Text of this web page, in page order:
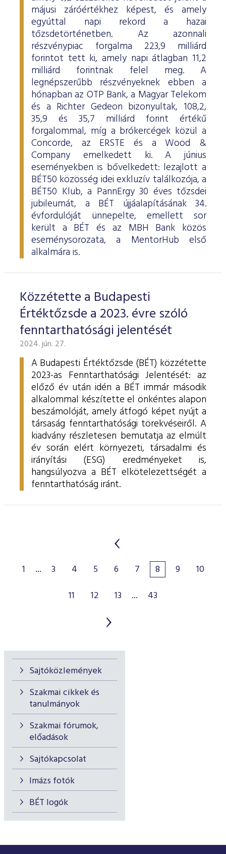
Sajtóközlemények
Szakmai cikkek és
tanulmányok
Szakmai fórumok,
előadások
Sajtókapcsolat
Imázs fotók
BÉT logók
májusi záróértékhez képest, és amely
egyúttal napi rekord a hazai
tőzsdetörténetben. Az azonnali
részvénypiac forgalma 223,9 milliárd
forintot tett ki, amely napi átlagban 11,2
milliárd forintnak felel meg. A
legnépszerűbb részvényeknek ebben a
hónapban az OTP Bank, a Magyar Telekom
és a Richter Gedeon bizonyultak, 108,2,
35,9 és 35,7 milliárd forint értékű
forgalommal, míg a brókercégek közül a
Concorde, az ERSTE és a Wood &
Company emelkedett ki. A június
eseményekben is bővelkedett: lezajlott a
BÉT50 közösség idei exkluzív találkozója, a
BÉT50 Klub, a PannErgy 30 éves tőzsdei
jubileumát, a BÉT újjáalapításának 34.
évfordulóját ünnepelte, emellett sor
került a BÉT és az MBH Bank közös
eseménysorozata, a MentorHub első
alkalmára is.
Közzétette a Budapesti
Értéktőzsde a 2023. évre szóló
fenntarthatósági jelentését
2024. jún. 27.
A Budapesti Értéktőzsde (BÉT) közzétette
2023-as Fenntarthatósági Jelentését: az
előző év után idén a BÉT immár második
alkalommal készítette el önkéntes alapon
beszámolóját, amely átfogó képet nyújt a
társaság fenntarthatósági törekvéseiről. A
kiadvány részletesen bemutatja az elmúlt
év során elért környezeti, társadalmi és
irányítási (ESG) eredményeket is,
hangsúlyozva a BÉT elkötelezettségét a
fenntarthatóság iránt.
1 ... 3 4 5 6 7 8 9
10
11
12 13 ... 43